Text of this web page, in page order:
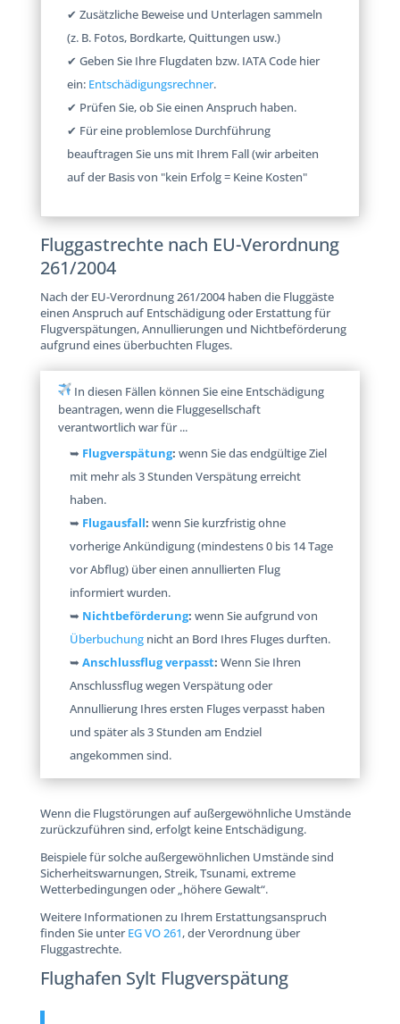
✔ Zusätzliche Beweise und Unterlagen sammeln
(z. B. Fotos, Bordkarte, Quittungen usw.)
✔ Geben Sie Ihre Flugdaten bzw. IATA Code hier
ein: Entschädigungsrechner.
✔ Prüfen Sie, ob Sie einen Anspruch haben.
✔ Für eine problemlose Durchführung
beauftragen Sie uns mit Ihrem Fall (wir arbeiten
auf der Basis von "kein Erfolg = Keine Kosten"
Fluggastrechte nach EU-Verordnung
261/2004
Nach der EU-Verordnung 261/2004 haben die Fluggäste
einen Anspruch auf Entschädigung oder Erstattung für
Flugverspätungen, Annullierungen und Nichtbeförderung
aufgrund eines überbuchten Fluges.
In diesen Fällen können Sie eine Entschädigung
beantragen, wenn die Fluggesellschaft
verantwortlich war für ...
➥ Flugverspätung: wenn Sie das endgültige Ziel
mit mehr als 3 Stunden Verspätung erreicht
haben.
➥ Flugausfall: wenn Sie kurzfristig ohne
vorherige Ankündigung (mindestens 0 bis 14 Tage
vor Abflug) über einen annullierten Flug
informiert wurden.
➥ Nichtbeförderung: wenn Sie aufgrund von
Überbuchungnicht an Bord Ihres Fluges durften.
➥ Anschlussflug verpasst: Wenn Sie Ihren
Anschlussflug wegen Verspätung oder
Annullierung Ihres ersten Fluges verpasst haben
und später als 3 Stunden am Endziel
angekommen sind.
Wenn die Flugstörungen auf außergewöhnliche Umstände
zurückzuführen sind, erfolgt keine Entschädigung.
Beispiele für solche außergewöhnlichen Umstände sind
Sicherheitswarnungen, Streik, Tsunami, extreme
Wetterbedingungen oder „höhere Gewalt“.
Weitere Informationen zu Ihrem Erstattungsanspruch
finden Sie unterEG VO 261, der Verordnung über
Fluggastrechte.
Flughafen Sylt Flugverspätung